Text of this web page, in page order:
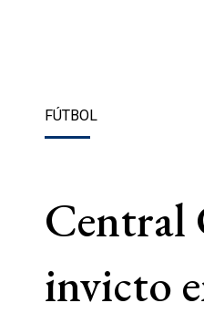
FÚTBOL
Central
invicto